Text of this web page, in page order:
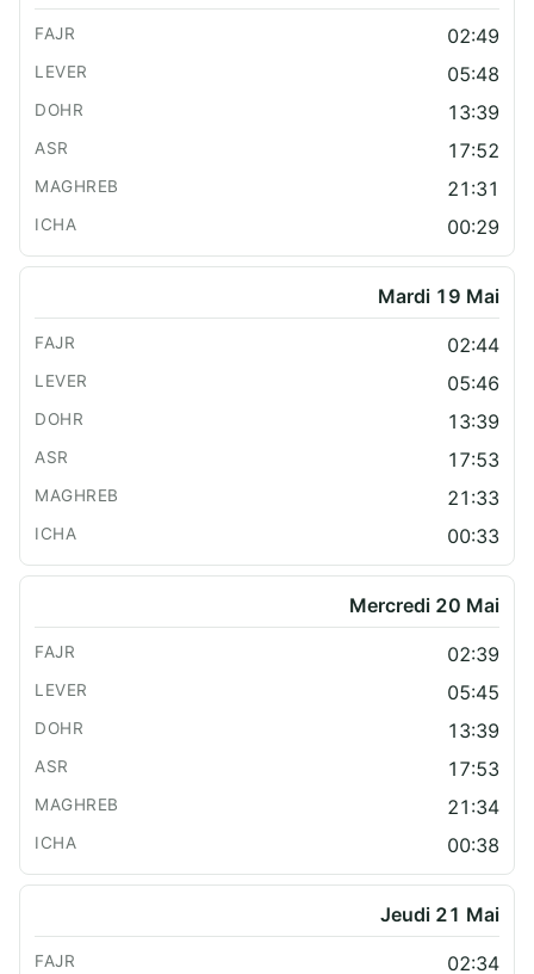
02:49
05:48
13:39
17:52
21:31
00:29
Mardi 19 Mai
02:44
05:46
13:39
17:53
21:33
00:33
Mercredi 20 Mai
02:39
05:45
13:39
17:53
21:34
00:38
Jeudi 21 Mai
02:34